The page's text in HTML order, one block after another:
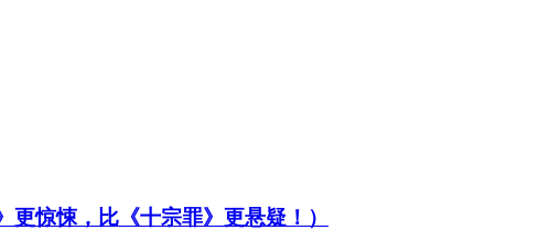
惊悚，比《十宗罪》更悬疑！）